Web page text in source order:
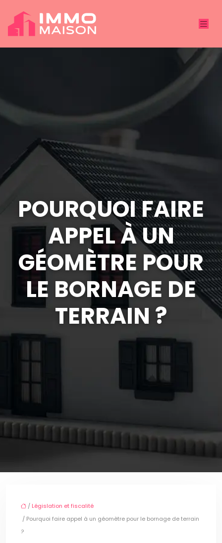
POURQUOI FAIRE
APPEL À UN
GÉOMÈTRE POUR
LE BORNAGE DE
TERRAIN ?
/ Législation et fiscalité
/ Pourquoi faire appel à un géomètre pour le bornage de terrain
?